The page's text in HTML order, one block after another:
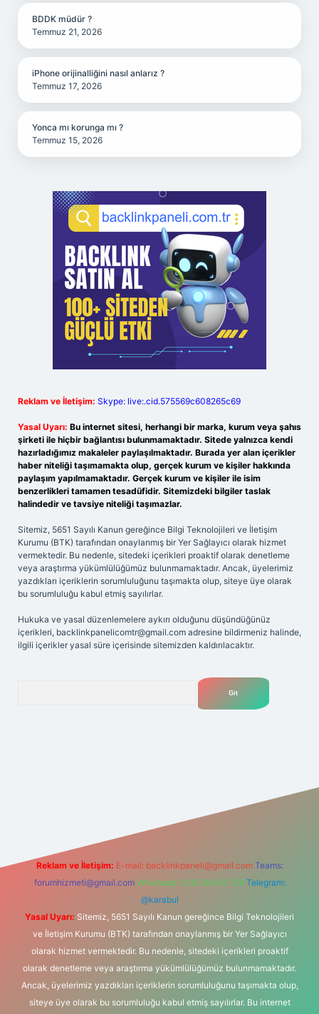
BDDK müdür ?
Temmuz 21, 2026
iPhone orijinalliğini nasıl anlarız ?
Temmuz 17, 2026
Yonca mı korunga mı ?
Temmuz 15, 2026
Reklam ve İletişim: Skype: live:.cid.575569c608265c69
Yasal Uyarı: Bu internet sitesi, herhangi bir marka, kurum veya şahıs
şirketi ile hiçbir bağlantısı bulunmamaktadır. Sitede yalnızca kendi
hazırladığımız makaleler paylaşılmaktadır. Burada yer alan içerikler
haber niteliği taşımamakta olup, gerçek kurum ve kişiler hakkında
paylaşım yapılmamaktadır. Gerçek kurum ve kişiler ile isim
benzerlikleri tamamen tesadüfidir. Sitemizdeki bilgiler taslak
halindedir ve tavsiye niteliği taşımazlar.
Sitemiz, 5651 Sayılı Kanun gereğince Bilgi Teknolojileri ve İletişim
Kurumu (BTK) tarafından onaylanmış bir Yer Sağlayıcı olarak hizmet
vermektedir. Bu nedenle, sitedeki içerikleri proaktif olarak denetleme
veya araştırma yükümlülüğümüz bulunmamaktadır. Ancak, üyelerimiz
yazdıkları içeriklerin sorumluluğunu taşımakta olup, siteye üye olarak
bu sorumluluğu kabul etmiş sayılırlar.
Hukuka ve yasal düzenlemelere aykırı olduğunu düşündüğünüz
içerikleri, backlinkpanelicomtr@gmail.com adresine bildirmeniz halinde,
ilgili içerikler yasal süre içerisinde sitemizden kaldırılacaktır.
Reklam ve İletişim: E-mail: backlinkpaneli@gmail.com Teams:
forumhizmeti@gmail.com Whatsapp: 0262 606 0 726 Telegram:
@karabul
Yasal Uyarı: Sitemiz, 5651 Sayılı Kanun gereğince Bilgi Teknolojileri
ve İletişim Kurumu (BTK) tarafından onaylanmış bir Yer Sağlayıcı
olarak hizmet vermektedir. Bu nedenle, sitedeki içerikleri proaktif
olarak denetleme veya araştırma yükümlülüğümüz bulunmamaktadır.
Ancak, üyelerimiz yazdıkları içeriklerin sorumluluğunu taşımakta olup,
siteye üye olarak bu sorumluluğu kabul etmiş sayılırlar. Bu internet